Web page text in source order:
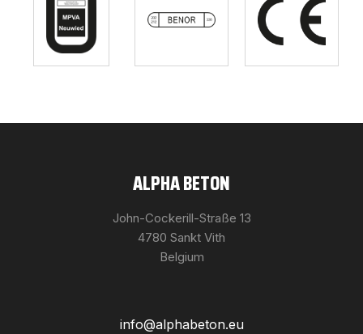
ALPHA BETON
John-Cockerill-Straße 13
4780 Sankt Vith
Belgium
info@alphabeton.eu